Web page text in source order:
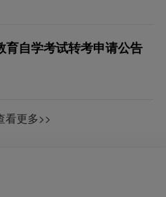
育自学考试转考申请公告
看更多>>